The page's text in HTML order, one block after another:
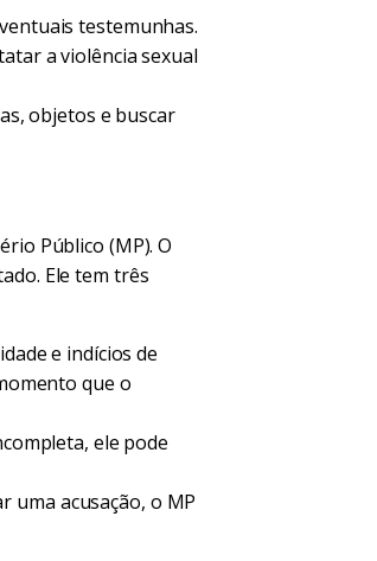
testemunhas.
a violência sexual
objetos e buscar
Público (MP). O
Ele tem três
e indícios de
que o
ele pode
uma acusação, o MP